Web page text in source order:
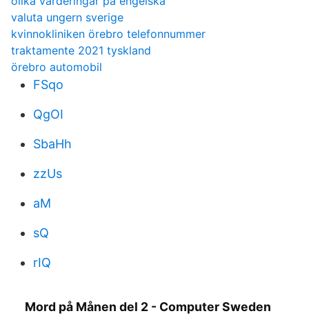
valuta ungern sverige
kvinnokliniken örebro telefonnummer
traktamente 2021 tyskland
örebro automobil
FSqo
QgOI
SbaHh
zzUs
aM
sQ
rIQ
Mord på Månen del 2 - Computer Sweden